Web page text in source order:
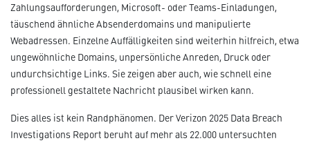
Zahlungsaufforderungen, Microsoft- oder Teams-Einladungen,
täuschend ähnliche Absenderdomains und manipulierte
Webadressen. Einzelne Auffälligkeiten sind weiterhin hilfreich, etwa
ungewöhnliche Domains, unpersönliche Anreden, Druck oder
undurchsichtige Links. Sie zeigen aber auch, wie schnell eine
professionell gestaltete Nachricht plausibel wirken kann.
Dies alles ist kein Randphänomen. Der Verizon 2025 Data Breach
Investigations Report beruht auf mehr als 22.000 untersuchten